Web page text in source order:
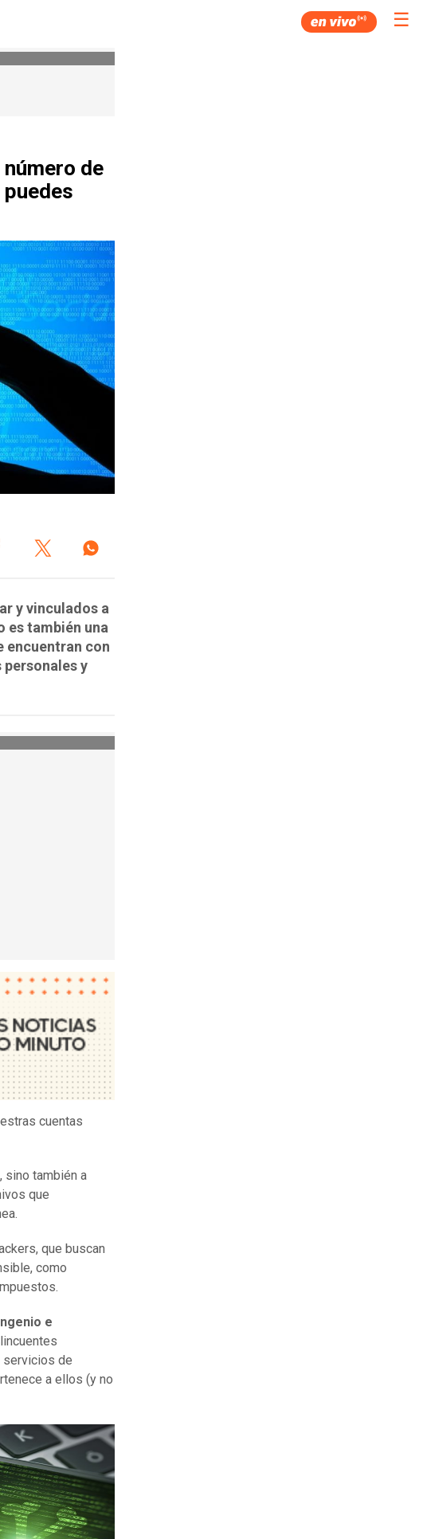
☰
de
y vinculados a
es también una
encuentran con
y
cuentas
sino también a
que
que buscan
como
e
servicios de
a ellos (y no